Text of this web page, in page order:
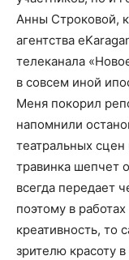
Анны Строковой,
агентства
телеканала
в совсем иной
Меня покорил
напомнили
театральных
травинка шепчет
всегда передает
поэтому в
креативность, то
зрителю красоту